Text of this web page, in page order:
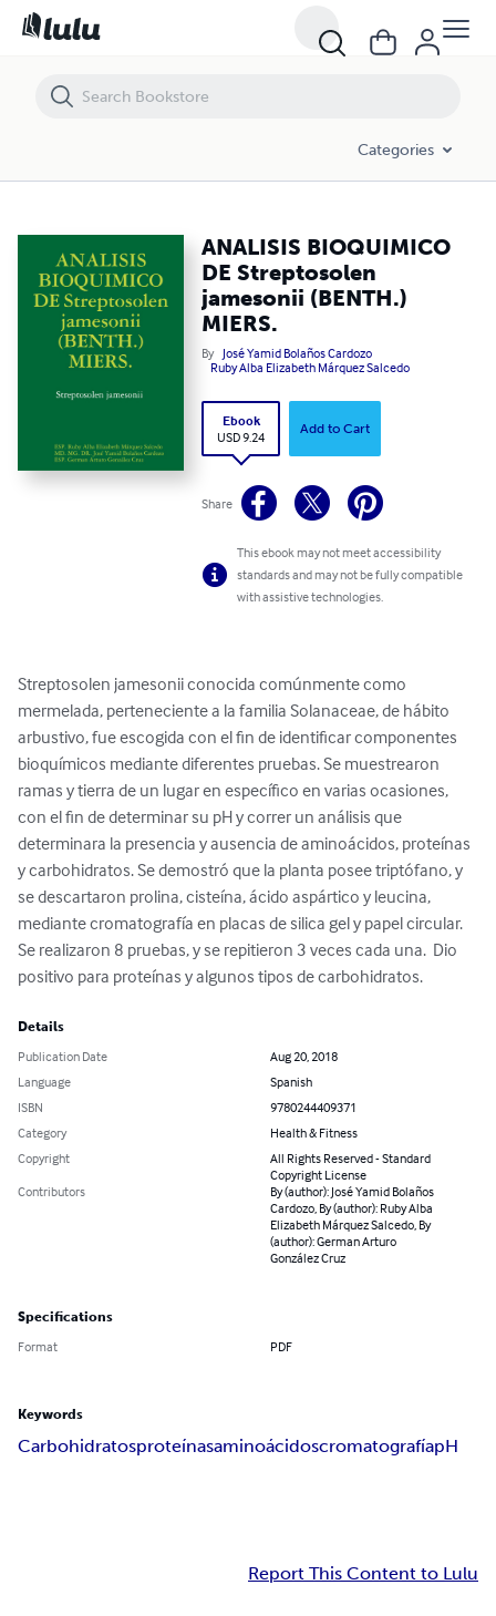
Categories
ANALISIS BIOQUIMICO
DE Streptosolen
jamesonii (BENTH.)
MIERS.
By José Yamid Bolaños Cardozo
Ruby Alba Elizabeth Márquez Salcedo
Ebook
USD 9.24
Add to Cart
Share
This ebook may not meet accessibility
standards and may not be fully compatible
with assistive technologies.
Streptosolen jamesonii conocida comúnmente como
mermelada, perteneciente a la familia Solanaceae, de hábito
arbustivo, fue escogida con el fin de identificar componentes
bioquímicos mediante diferentes pruebas. Se muestrearon
ramas y tierra de un lugar en específico en varias ocasiones,
con el fin de determinar su pH y correr un análisis que
determinara la presencia y ausencia de aminoácidos, proteínas
y carbohidratos. Se demostró que la planta posee triptófano, y
se descartaron prolina, cisteína, ácido aspártico y leucina,
mediante cromatografía en placas de silica gel y papel circular.
Se realizaron 8 pruebas, y se repitieron 3 veces cada una.  Dio
positivo para proteínas y algunos tipos de carbohidratos.
Details
Publication Date
Aug 20, 2018
Language
Spanish
ISBN
9780244409371
Category
Health & Fitness
Copyright
All Rights Reserved - Standard
Copyright License
Contributors
By (author): José Yamid Bolaños
Cardozo, By (author): Ruby Alba
Elizabeth Márquez Salcedo, By
(author): German Arturo
González Cruz
Specifications
Format PDF
Keywords
CarbohidratosproteínasaminoácidoscromatografíapH
Report This Content to Lulu
ANALISIS BIOQUIMICO DE Streptosolen jamesonii (BENTH.) MIERS.